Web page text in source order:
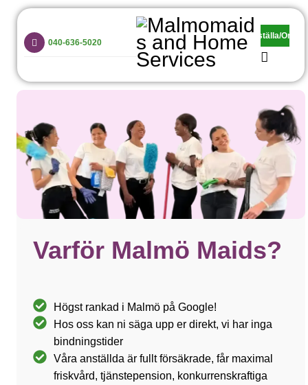
040-636-5020
Beställa/Order
Malmomaids and Home Services
Vi är grymma på hemstädning, barnpassning och trappstädning!
Hem
Privat
Företag
Priser
Anställda
Kontakt
Varför Malmö Maids?
Högst rankad i Malmö på Google!
Hos oss kan ni säga upp er direkt, vi har inga
bindningstider
Våra anställda är fullt försäkrade, får maximal
friskvård, tjänstepension, konkurrenskraftiga